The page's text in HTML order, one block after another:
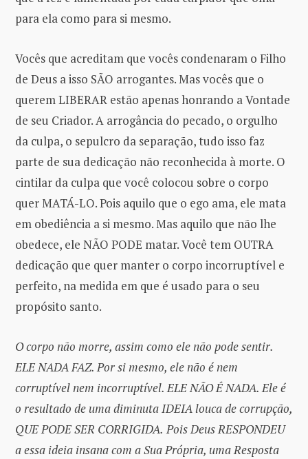
para ela como para si mesmo.
Vocês que acreditam que vocês condenaram o Filho
de Deus a isso SÃO arrogantes. Mas vocês que o
querem LIBERAR estão apenas honrando a Vontade
de seu Criador. A arrogância do pecado, o orgulho
da culpa, o sepulcro da separação, tudo isso faz
parte de sua dedicação não reconhecida à morte. O
cintilar da culpa que você colocou sobre o corpo
quer MATÁ-LO. Pois aquilo que o ego ama, ele mata
em obediência a si mesmo. Mas aquilo que não lhe
obedece, ele NÃO PODE matar. Você tem OUTRA
dedicação que quer manter o corpo incorruptível e
perfeito, na medida em que é usado para o seu
propósito santo.
O corpo não morre, assim como ele não pode sentir.
ELE NADA FAZ. Por si mesmo, ele não é nem
corruptível nem incorruptível. ELE NÃO É NADA. Ele é
o resultado de uma diminuta IDEIA louca de corrupção,
QUE PODE SER CORRIGIDA. Pois Deus RESPONDEU
a essa ideia insana com a Sua Própria, uma Resposta